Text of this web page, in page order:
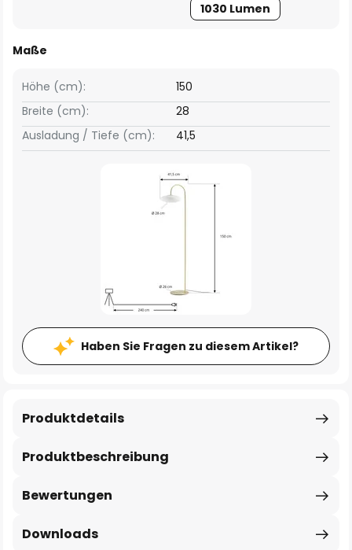
1030 Lumen
Maße
Breite (cm): 28
Höhe (cm): 150
Ausladung / Tiefe (cm): 41,5
Haben Sie Fragen zu diesem Artikel?
Produktbeschreibung
Produktdetails
Bewertungen
Downloads